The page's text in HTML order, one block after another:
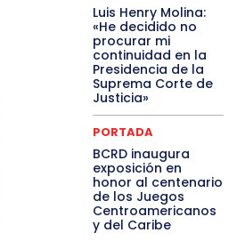
Luis Henry Molina:
«He decidido no
procurar mi
continuidad en la
Presidencia de la
Suprema Corte de
Justicia»
PORTADA
BCRD inaugura
exposición en
honor al centenario
de los Juegos
Centroamericanos
y del Caribe